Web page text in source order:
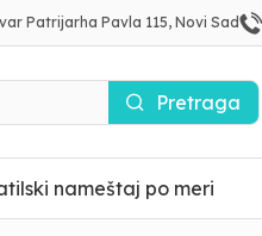
Patrijarha Pavla 115, Novi Sad
Pretraga
nameštaj po meri